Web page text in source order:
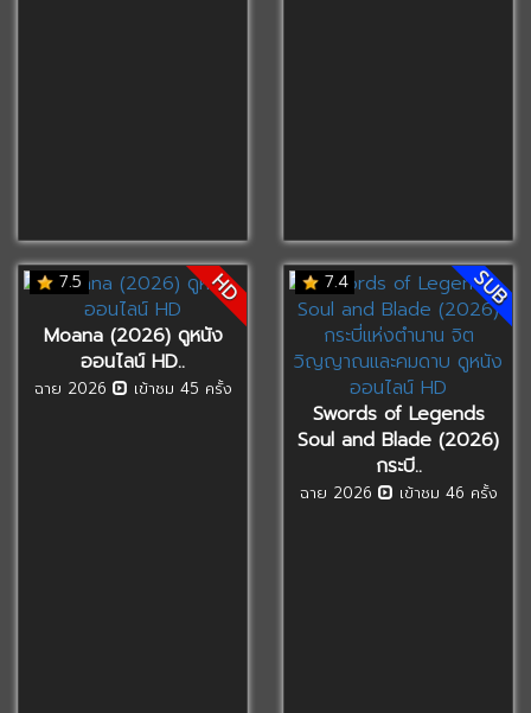
7.5 HD
Moana (2026) ดูหนัง
ออนไลน์ HD..
ฉาย 2026 เข้าชม 45 ครั้ง
7.4 SUB
Swords of Legends
Soul and Blade (2026)
กระบี..
ฉาย 2026 เข้าชม 46 ครั้ง